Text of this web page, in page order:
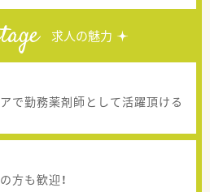
求人の魅力
で勤務薬剤師として活躍頂ける
方も歓迎！